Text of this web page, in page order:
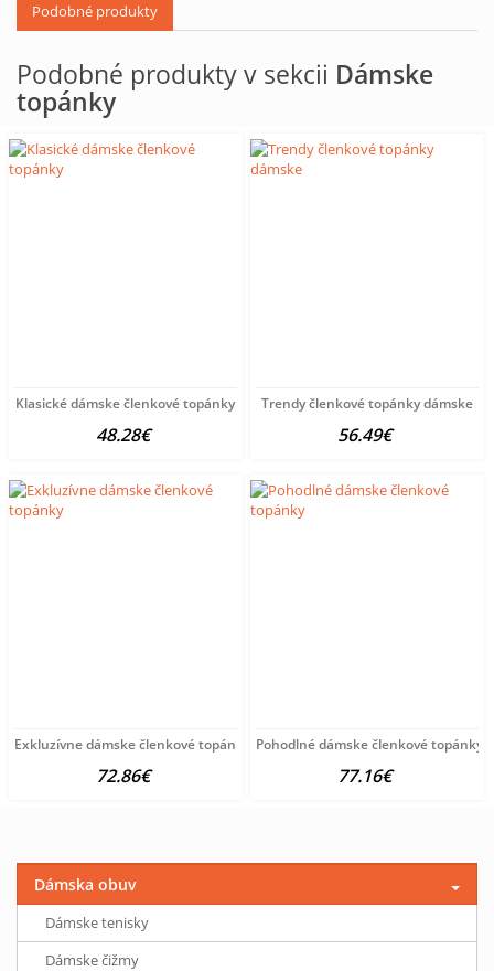
Podobné produkty
Podobné produkty v sekcii Dámske
topánky
Klasické dámske členkové topánky
48.28€
Trendy členkové topánky dámske
56.49€
Exkluzívne dámske členkové topánky
72.86€
Pohodlné dámske členkové topánky
77.16€
Dámska obuv
Dámske tenisky
Dámske čižmy